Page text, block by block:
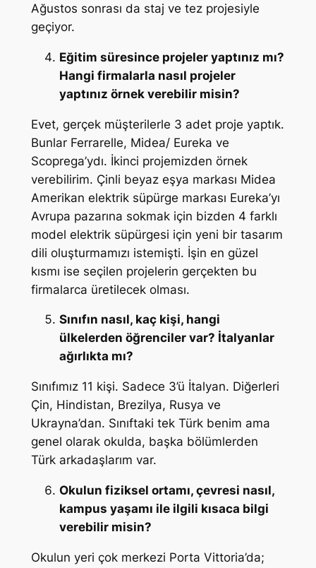
Ağustos sonrası da staj ve tez projesiyle
geçiyor.
Eğitim süresince projeler yaptınız mı?
Hangi firmalarla nasıl projeler
yaptınız örnek verebilir misin?
Evet, gerçek müşterilerle 3 adet proje yaptık.
Bunlar Ferrarelle, Midea/ Eureka ve
Scoprega’ydı. İkinci projemizden örnek
verebilirim. Çinli beyaz eşya markası Midea
Amerikan elektrik süpürge markası Eureka’yı
Avrupa pazarına sokmak için bizden 4 farklı
model elektrik süpürgesi için yeni bir tasarım
dili oluşturmamızı istemişti. İşin en güzel
kısmı ise seçilen projelerin gerçekten bu
firmalarca üretilecek olması.
Sınıfın nasıl, kaç kişi, hangi
ülkelerden öğrenciler var? İtalyanlar
ağırlıkta mı?
Sınıfımız 11 kişi. Sadece 3’ü İtalyan. Diğerleri
Çin, Hindistan, Brezilya, Rusya ve
Ukrayna’dan. Sınıftaki tek Türk benim ama
genel olarak okulda, başka bölümlerden
Türk arkadaşlarım var.
Okulun fiziksel ortamı, çevresi nasıl,
kampus yaşamı ile ilgili kısaca bilgi
verebilir misin?
Okulun yeri çok merkezi Porta Vittoria’da;